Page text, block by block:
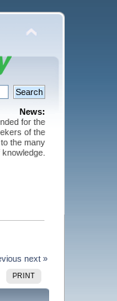
News:
for the
of the
the many
next »
PRINT